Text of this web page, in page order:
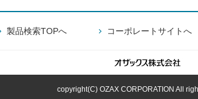
製品検索TOPへ コーポレートサイトへ
copyright(C) OZAX CORPORATION All